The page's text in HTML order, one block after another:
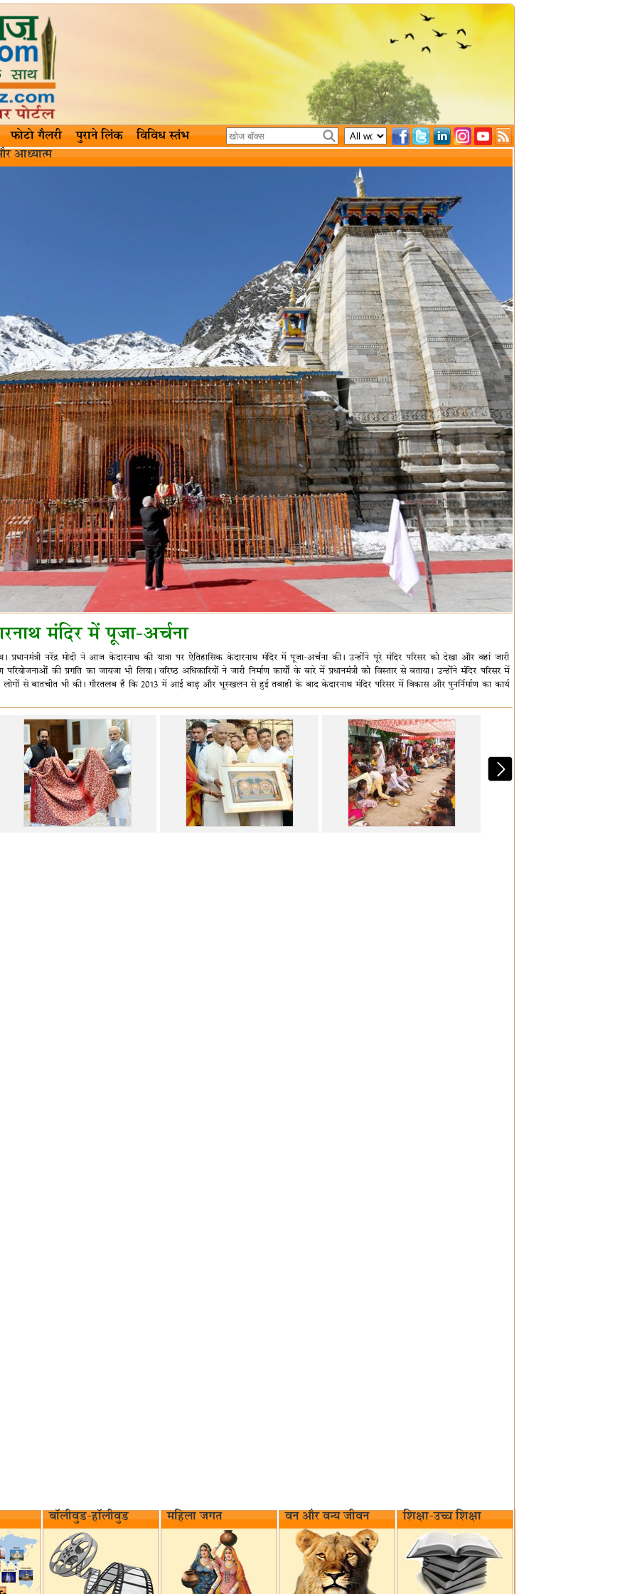
फोटो गैलरी पुराने लिंक विविध स्तंभ
आध्यात्म
मंदिर में पूजा-अर्चना
प्रधानमंत्री नरेंद्र मोदी ने आज केदारनाथ की यात्रा पर ऐतिहासिक केदारनाथ मंदिर में पूजा-अर्चना की। उन्होंने पूरे मंदिर परिसर को देखा और वहां जारी
परियोजनाओं की प्रगति का जायजा भी लिया। वरिष्ठ अधिकारियों ने जारी निर्माण कार्यों के बारे में प्रधानमंत्री को विस्तार से बताया। उन्होंने मंदिर परिसर में
लोगों से बातचीत भी की। गौरतलब है कि 2013 में आई बाढ़ और भूस्खलन से हुई तबाही के बाद केदारनाथ मंदिर परिसर में विकास और पुनर्निर्माण का कार्य
बॉलीवुड-हॉलीवुड महिला जगत वन और वन्य जीवन‌ शिक्षा-उच्च शिक्षा